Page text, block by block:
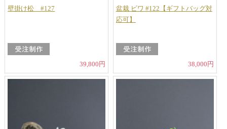
壁掛け松 #127
39,800円
盆栽 ビワ #122【ギフトバッグ対
応可】
38,000円